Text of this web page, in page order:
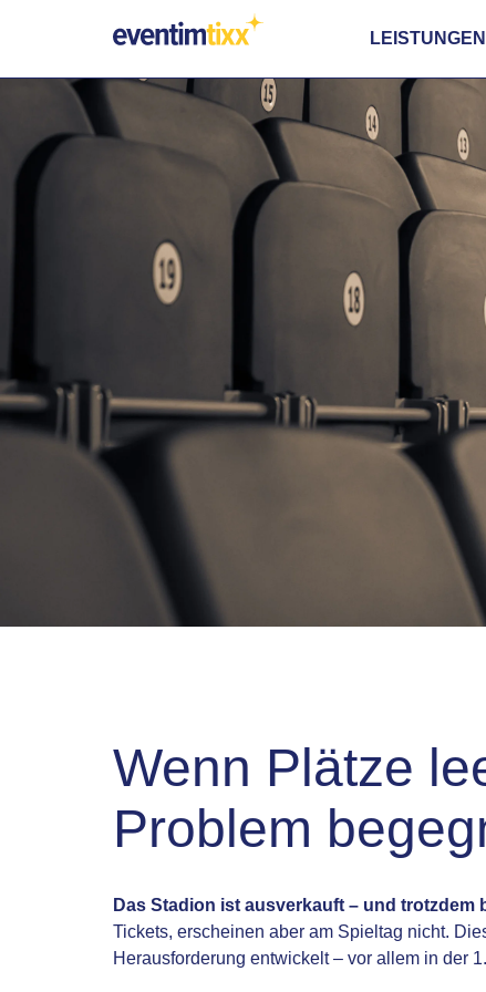
LEISTUNGEN
Wenn Plätze
Problem
Das Stadion ist ausverkauft – und trotzdem
Tickets, erscheinen aber am Spieltag nicht.
Herausforderung entwickelt – vor allem in der